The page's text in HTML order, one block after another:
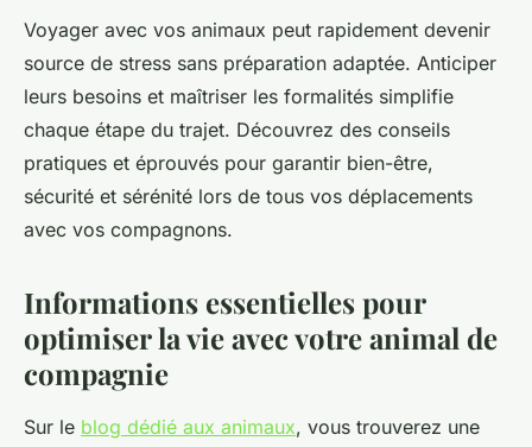
Voyager avec vos animaux peut rapidement devenir
source de stress sans préparation adaptée. Anticiper
leurs besoins et maîtriser les formalités simplifie
chaque étape du trajet. Découvrez des conseils
pratiques et éprouvés pour garantir bien-être,
sécurité et sérénité lors de tous vos déplacements
avec vos compagnons.
Informations essentielles pour
optimiser la vie avec votre animal de
compagnie
Sur le blog dédié aux animaux, vous trouverez une